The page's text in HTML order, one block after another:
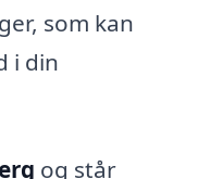
som kan
i din
og står